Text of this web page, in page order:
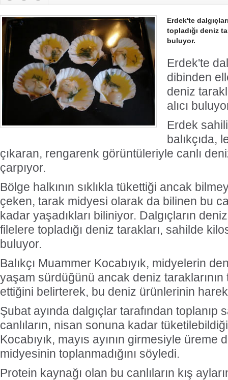
Erdek'te
topladığı deniz
buluyor.
Erdek'te
dibinden
deniz
alıcı
Erdek
balıkçıda,
çıkaran, rengarenk görüntüleriyle canlı
çarpıyor.
Bölge halkının sıklıkla tükettiği ancak
çeken, tarak midyesi olarak da bilinen bu
kadar yaşadıkları biliniyor. Dalgıçların
filelere topladığı deniz tarakları, sahilde
buluyor.
Balıkçı Muammer Kocabıyık, midyelerin
yaşam sürdüğünü ancak deniz
ettiğini belirterek, bu deniz ürünlerinin
Şubat ayında dalgıçlar tarafından toplanıp
canlıların, nisan sonuna kadar
Kocabıyık, mayıs ayının girmesiyle
midyesinin toplanmadığını söyledi.
Protein kaynağı olan bu canlıların kış